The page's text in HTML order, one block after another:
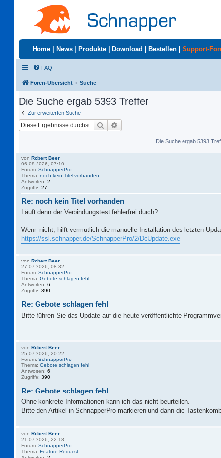
Home News Produkte Download Bestellen Support-
FAQ
Foren-Übersicht Suche
Die Suche ergab 5393 Treffer
Zur erweiterten Suche
Suche
Die Suche ergab 5393
von Robert Beer
06.08.2026, 07:10
Forum: SchnapperPro
Thema: noch kein Titel vorhanden
Antworten: 2
Zugriffe: 27
Re: noch kein Titel vorhanden
Läuft denn der Verbindungstest fehlerfrei durch?
Wenn nicht, hilft vermutlich die manuelle Installation des letzten
https://ssl.schnapper.de/SchnapperPro/2/DoUpdate.exe
von Robert Beer
27.07.2026, 08:32
Forum: SchnapperPro
Thema: Gebote schlagen fehl
Antworten: 6
Zugriffe: 390
Re: Gebote schlagen fehl
Bitte führen Sie das Update auf die heute veröffentlichte
von Robert Beer
25.07.2026, 20:22
Forum: SchnapperPro
Thema: Gebote schlagen fehl
Antworten: 6
Zugriffe: 390
Re: Gebote schlagen fehl
Ohne konkrete Informationen kann ich das nicht beurteilen.
Bitte den Artikel in SchnapperPro markieren und dann die
von Robert Beer
21.07.2026, 22:18
Forum: SchnapperPro
Thema: Feature Request